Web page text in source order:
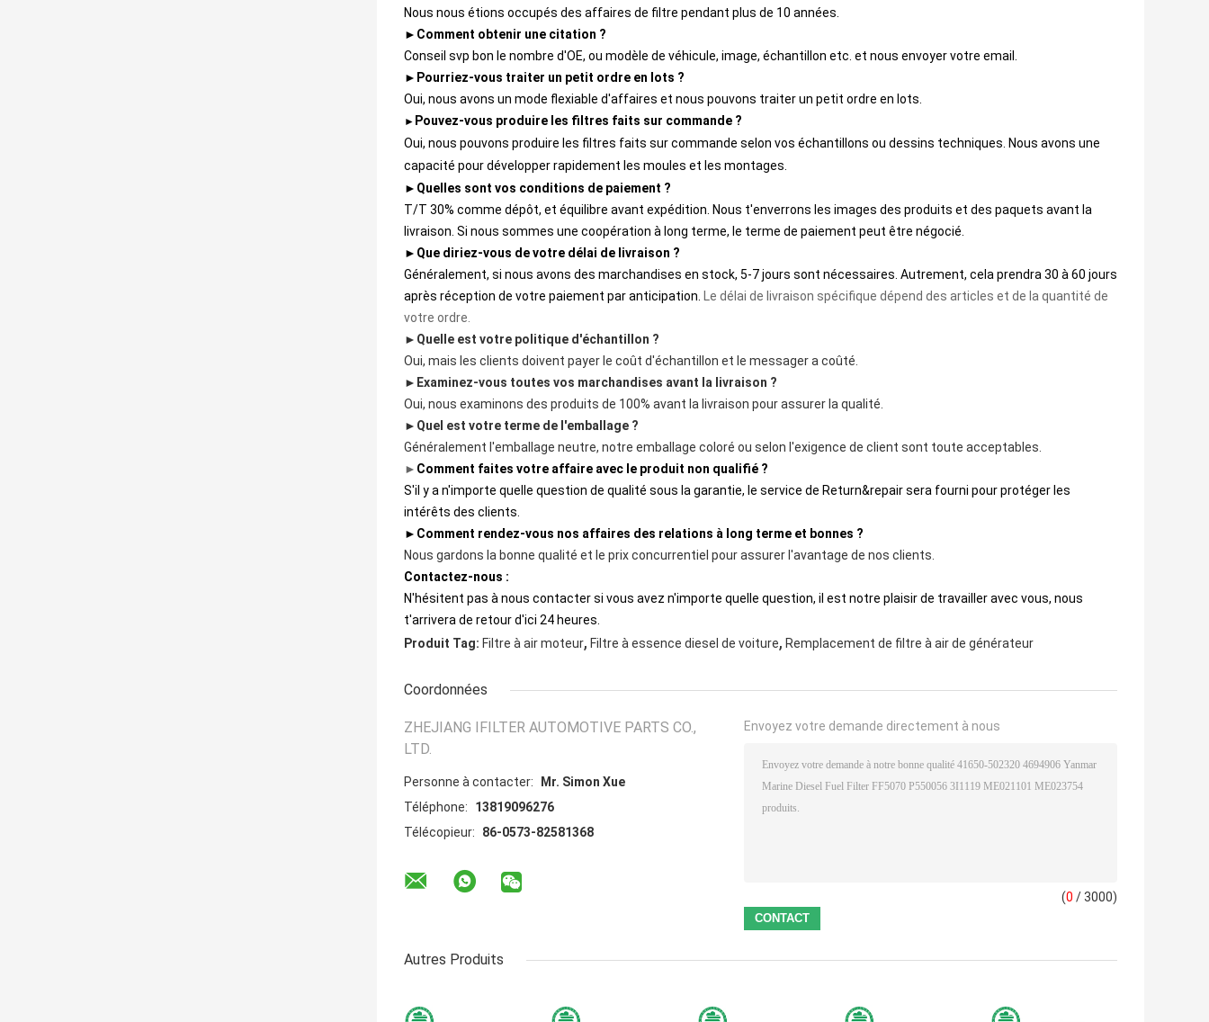
Nous nous étions occupés des affaires de filtre pendant plus de 10 années.
► Comment obtenir une citation ?
Conseil svp bon le nombre d'OE, ou modèle de véhicule, image, échantillon etc. et nous envoyer votre email.
► Pourriez-vous traiter un petit ordre en lots ?
Oui, nous avons un mode flexiable d'affaires et nous pouvons traiter un petit ordre en lots.
► Pouvez-vous produire les filtres faits sur commande ?
Oui, nous pouvons produire les filtres faits sur commande selon vos échantillons ou dessins techniques. Nous avons une
capacité pour développer rapidement les moules et les montages.
► Quelles sont vos conditions de paiement ?
T/T 30% comme dépôt, et équilibre avant expédition. Nous t'enverrons les images des produits et des paquets avant la
livraison. Si nous sommes une coopération à long terme, le terme de paiement peut être négocié.
► Que diriez-vous de votre délai de livraison ?
Généralement, si nous avons des marchandises en stock, 5-7 jours sont nécessaires. Autrement, cela prendra 30 à 60 jours
après réception de votre paiement par anticipation. Le délai de livraison spécifique dépend des articles et de laquantité de
votre ordre.
► Quelle est votre politique d'échantillon ?
Oui, mais les clients doivent payer le coût d'échantillon et le messager a coûté.
► Examinez-vous toutes vos marchandises avant la livraison ?
Oui, nous examinons des produits de 100% avant la livraison pour assurer la qualité.
► Quel est votre terme de l'emballage ?
Généralement l'emballage neutre, notre emballage coloré ou selon l'exigence de client sont toute acceptables.
► Comment faites votre affaire avec le produit non qualifié ?
S'il y a n'importe quelle question de qualité sous la garantie, le service de Return&repair sera fourni pour protéger les
intérêts des clients.
► Comment rendez-vous nos affaires des relations à long terme et bonnes ?
Nous gardons la bonne qualité et le prix concurrentiel pour assurer l'avantage de nos clients.
Contactez-nous :
N'hésitent pas à nous contacter si vous avez n'importe quelle question, il est notre plaisir de travailler avec vous, nous
t'arrivera de retour d'ici 24 heures.
Produit Tag: Filtre à air moteur, Filtre à essence diesel de voiture, Remplacement de filtre à air de générateur
Coordonnées
ZHEJIANG IFILTER AUTOMOTIVE PARTS CO.,
LTD.
Personne à contacter:
Mr. Simon Xue
Téléphone:
13819096276
Télécopieur:
86-0573-82581368
Envoyez votre demande directement à nous
(0 / 3000)
Autres Produits